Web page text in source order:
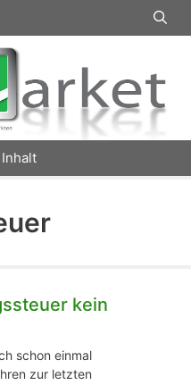
kein
schon einmal
zur letzten